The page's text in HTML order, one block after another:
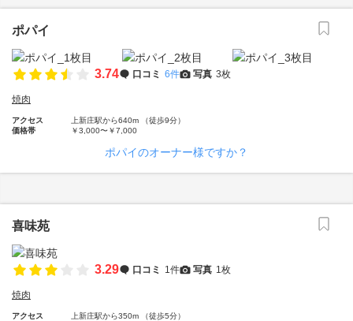
ポパイ
3.74 口コミ 6件 写真 3枚
焼肉
アクセス
上新庄駅から640m （徒歩9分）
価格帯
￥3,000〜￥7,000
ポパイのオーナー様ですか？
喜味苑
3.29 口コミ 1件 写真 1枚
焼肉
アクセス 上新庄駅から350m （徒歩5分）